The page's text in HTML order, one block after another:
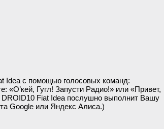
Idea с помощью голосовых команд:
«О’кей, Гугл! Запусти Радио!» или «Привет,
Fiat Idea послушно выполнит Вашу
Google или Яндекс Алиса.)